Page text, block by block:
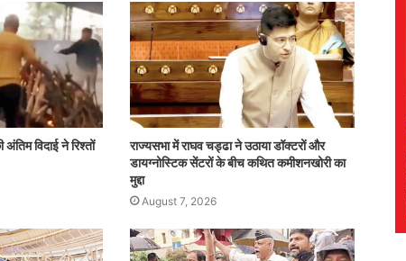
विदाई ने रिश्तों
राज्यसभा में राघव चड्ढा ने उठाया डॉक्टरों और
डायग्नोस्टिक सेंटरों के बीच कथित कमीशनखोरी का
मुद्दा
August 7, 2026